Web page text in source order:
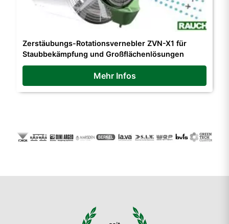
Zerstäubungs-Rotationsvernebler ZVN-X1 für
Staubbekämpfung und Großflächenlösungen
Mehr Infos